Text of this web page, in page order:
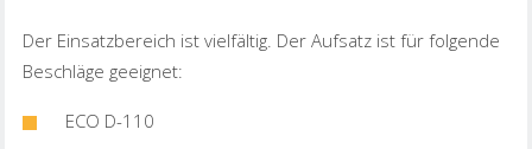
Der Einsatzbereich ist vielfältig. Der Aufsatz ist für folgende
Beschläge geeignet:
ECO D-110